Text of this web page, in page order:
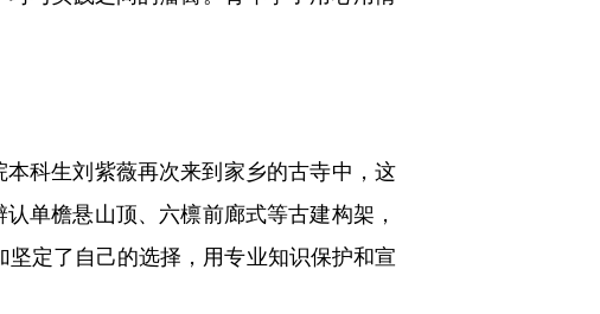
科生刘紫薇再次来到家乡的古寺中，这
单檐悬山顶、六檩前廊式等古建构架，
定了自己的选择，用专业知识保护和宣